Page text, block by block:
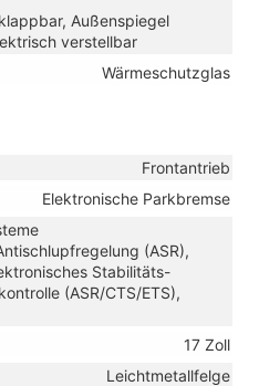
Außenspiegel
verstellbar
Wärmeschutzglas
Frontantrieb
Elektronische Parkbremse
(ASR),
Stabilitäts-
(ASR/CTS/ETS),
17 Zoll
Leichtmetallfelge